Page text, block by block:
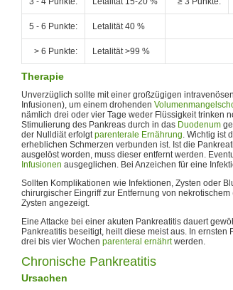
5 - 6 Punkte: Letalität 40 %
> 6 Punkte: Letalität >99 %
Therapie
Unverzüglich sollte mit einer großzügigen
Infusionen), um einem drohenden
nämlich drei oder vier Tage weder Flüssigkeit trinken
Stimulierung des Pankreas durch in das Duodenum
der Nulldiät erfolgtparenterale Ernährung. Wichtig ist
erheblichen Schmerzen verbunden ist. Ist die
ausgelöst worden, muss dieser entfernt werden.
Infusionen ausgeglichen. Bei Anzeichen für eine
Sollten Komplikationen wie Infektionen, Zysten oder
chirurgischer Eingriff zur Entfernung von
Zysten angezeigt.
Eine Attacke bei einer akuten Pankreatitis dauert
Pankreatitis beseitigt, heilt diese meist aus. In
drei bis vier Wochen parenteral ernährtwerden.
Chronische Pankreatitis
Ursachen